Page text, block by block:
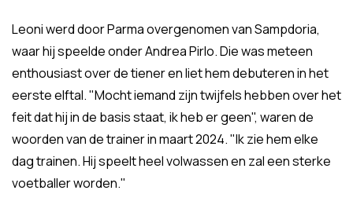
Leoni werd door Parma overgenomen van Sampdoria,
waar hij speelde onder Andrea Pirlo. Die was meteen
enthousiast over de tiener en liet hem debuteren in het
eerste elftal. "Mocht iemand zijn twijfels hebben over het
feit dat hij in de basis staat, ik heb er geen", waren de
woorden van de trainer in maart 2024. "Ik zie hem elke
dag trainen. Hij speelt heel volwassen en zal een sterke
voetballer worden."